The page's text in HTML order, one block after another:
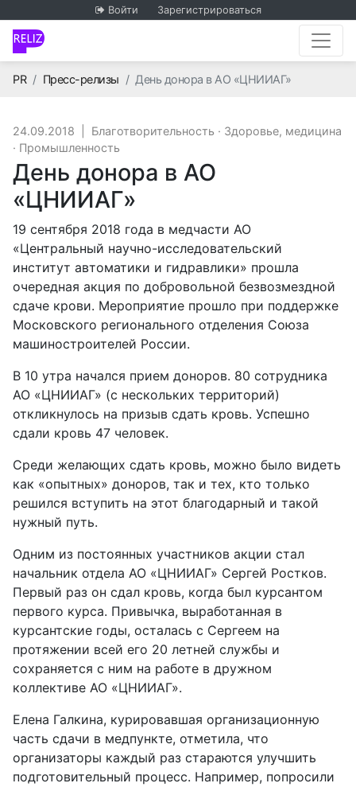
Войти Зарегистрироваться
PRГлавная
Пресс-релизы День донора в АО «ЦНИИАГ»
24.09.2018 Благотворительность · Здоровье, медицина
· Промышленность
День донора в АО
«ЦНИИАГ»
19 сентября 2018 года в медчасти АО
«Центральный научно-исследовательский
институт автоматики и гидравлики» прошла
очередная акция по добровольной безвозмездной
сдаче крови. Мероприятие прошло при поддержке
Московского регионального отделения Союза
машиностроителей России.
В 10 утра начался прием доноров. 80 сотрудника
АО «ЦНИИАГ» (с нескольких территорий)
откликнулось на призыв сдать кровь. Успешно
сдали кровь 47 человек.
Среди желающих сдать кровь, можно было видеть
как «опытных» доноров, так и тех, кто только
решился вступить на этот благодарный и такой
нужный путь.
Одним из постоянных участников акции стал
начальник отдела АО «ЦНИИАГ» Сергей Ростков.
Первый раз он сдал кровь, когда был курсантом
первого курса. Привычка, выработанная в
курсантские годы, осталась с Сергеем на
протяжении всей его 20 летней службы и
сохраняется с ним на работе в дружном
коллективе АО «ЦНИИАГ».
Елена Галкина, курировавшая организационную
часть сдачи в медпункте, отметила, что
организаторы каждый раз стараются улучшить
подготовительный процесс. Например, попросили